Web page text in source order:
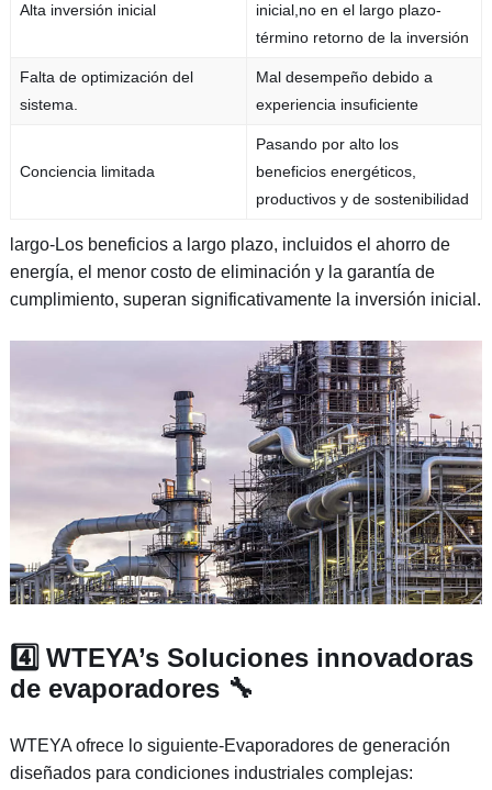
Alta inversión inicial
inicial,no en el largo plazo-
término retorno de la inversión
Falta de optimización del
sistema.
Mal desempeño debido a
experiencia insuficiente
Conciencia limitada
Pasando por alto los
beneficios energéticos,
productivos y de sostenibilidad
largo-Los beneficios a largo plazo, incluidos el ahorro de
energía, el menor costo de eliminación y la garantía de
cumplimiento, superan significativamente la inversión inicial.
4️⃣ WTEYA’s Soluciones innovadoras
de evaporadores 🔧
WTEYA ofrece lo siguiente-Evaporadores de generación
diseñados para condiciones industriales complejas: